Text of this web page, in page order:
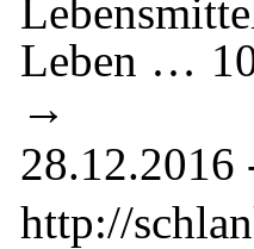
Leben … 10
→
28.12.2016
http://